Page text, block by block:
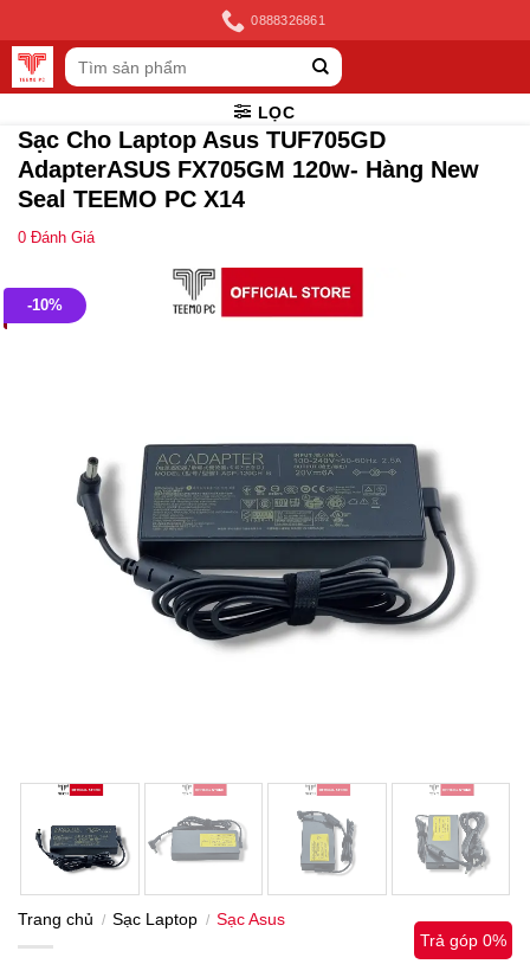
to
content
0888326861
Tìm
kiếm:
LỌC
Sạc Cho Laptop Asus TUF705GD
AdapterASUS FX705GM 120w- Hàng New
Seal TEEMO PC X14
0 Đánh Giá
-10%
Trang chủ / Sạc Laptop / Sạc Asus
Trả góp 0%